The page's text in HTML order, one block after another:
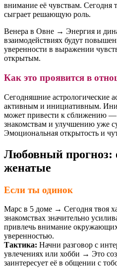
внимание её чувствам. Сегодня
сыграет решающую роль.
Венера в Овне → Энергия и
взаимодействиях будут
уверенности в выражении
открытым.
Как это проявится в
Сегодняшние астрологические
активным и инициативным.
может привести к сближению —
знакомствам и улучшению уже
Эмоциональная открытость и
Любовный прогноз:
женатые
Если ты одинок
Марс в 5 доме → Сегодня твоя
знакомствах значительно
привлечь внимание
уверенностью.
Тактика: Начни разговор с
увлечениях или хобби → Это
заинтересует её в общении с